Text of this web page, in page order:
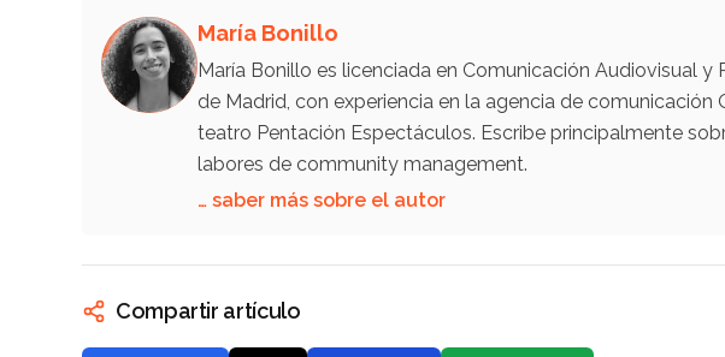
María Bonillo
María Bonillo es licenciada en Comunicación Audiovisual y
de Madrid, con experiencia en la agencia de
teatro Pentación Espectáculos. Escribe principalmente
labores de community management.
… saber más sobre el autor
Compartir artículo